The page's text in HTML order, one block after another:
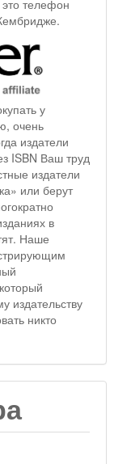
телефон
у
очень
издатели
ISBN Ваш труд
издатели
или берут
в
Наше
издательству
никто